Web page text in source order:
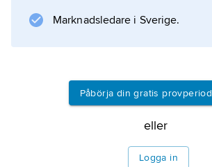
källargångar under arenan.
Information om artikeln
Marknadsledare i Sverige.
Påbörja din gratis provperiod
eller
Logga in